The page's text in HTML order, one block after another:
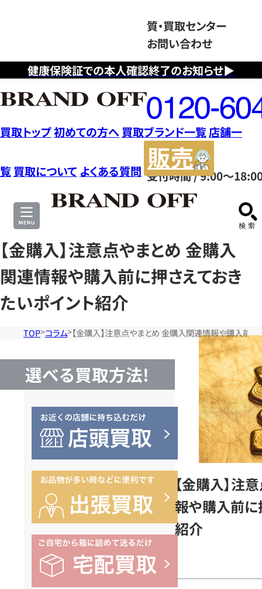
健康保険証での本人確認終了のお知らせ▶
質・買取センター
お問い合わせ
フ
リ
ー
ダ
イ
ヤ
ル
0120604117
受付時間 / 9:00～
買取トップ初めての方へ 買取ブランド一覧店舗一
覧 買取について よくある質問
サ
【金購入】注意点やまとめ 金購入
関連情報や購入前に押さえておき
たいポイント紹介
TOP コラム 【金購入】注意点やまとめ 金購入関連情報や購入前に
選べる買取方法!
【金購入】注
報や購入前に
紹介